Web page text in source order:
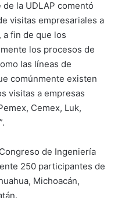
la UDLAP comentó
visitas empresariales a
fin de que los
los procesos de
las líneas de
comúnmente existen
visitas a empresas
Cemex, Luk,
de Ingeniería
250 participantes de
Michoacán,